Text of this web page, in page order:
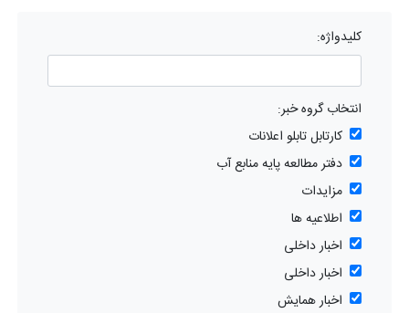
کلیدواژه:
انتخاب گروه خبر:
کارتابل تابلو اعلانات
دفتر مطالعه پایه منابع آب
مزایدات
اطلاعیه ها
اخبار داخلی
اخبار داخلی
اخبار همایش